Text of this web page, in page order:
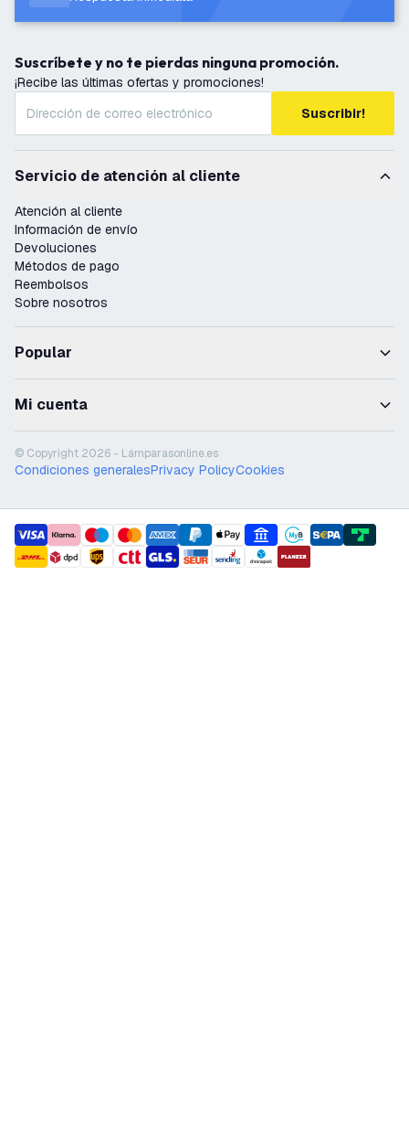
Suscríbete y no te pierdas ninguna promoción.
¡Recibe las últimas ofertas y promociones!
Suscribir!
Servicio de atención al cliente
Atención al cliente
Información de envío
Devoluciones
Métodos de pago
Reembolsos
Sobre nosotros
Popular
Mi cuenta
© Copyright 2026 - Lámparasonline.es
Condiciones generalesPrivacy PolicyCookies
payment methods
shipment methods